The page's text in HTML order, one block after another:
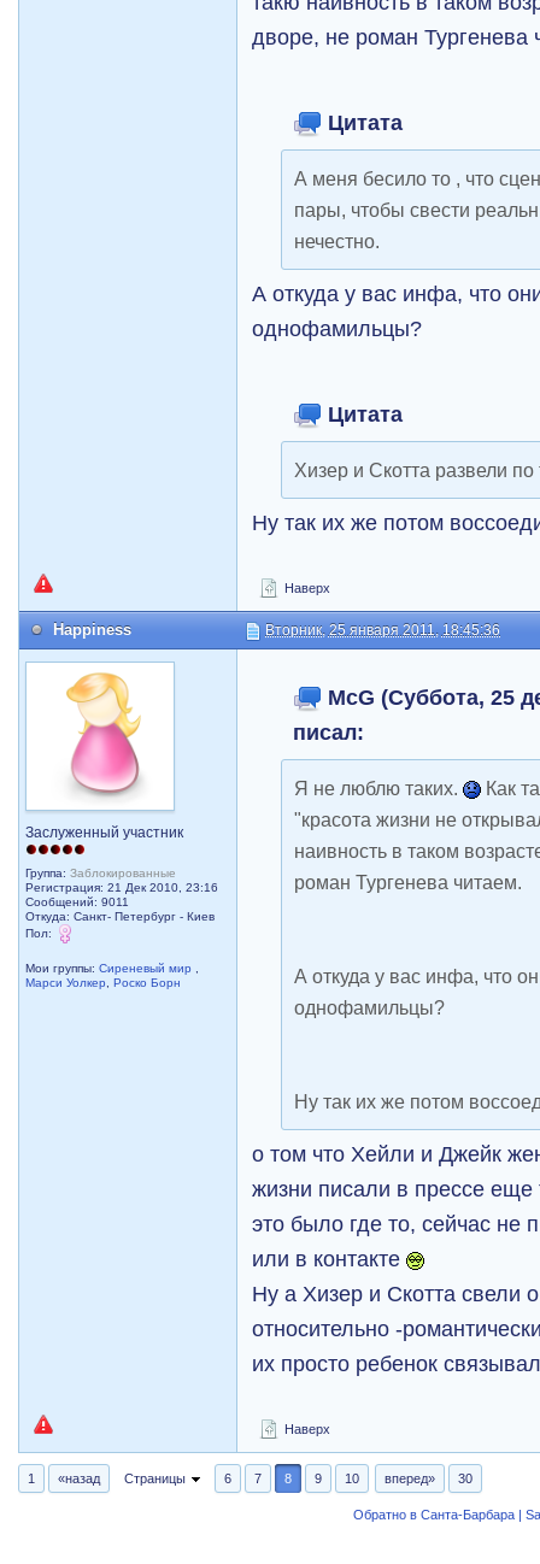
дворе, не роман Тургенева
Цитата
А меня бесило то , что
пары, чтобы свести
нечестно.
А откуда у вас инфа, что
однофамильцы?
Цитата
Хизер и Скотта развели
Ну так их же потом
Наверх
Happiness Вторник, 25 января 2011, 18:45:36
Заслуженный участник
Группа:Заблокированные
Регистрация: 21 Дек 2010, 23:16
Сообщений: 9011
Откуда: Санкт- Петербург - Киев
Пол:
Мои группы:Сиреневый мир
Марси Уолкер
,Роско Борн
McG (Суббота, 25
писал:
Я не люблю таких.
Как
"красота жизни не
наивность в таком
роман Тургенева читаем.
А откуда у вас инфа, что
однофамильцы?
Ну так их же потом
о том что Хейли и Джейк
жизни писали в прессе
это было где то, сейчас не
или в контакте
Ну а Хизер и Скотта свели
относительно -
их просто ребенок
Наверх
1 «назад Страницы 6 7 8 9 10 вперед» 30
Обратно в Санта-Барбара |